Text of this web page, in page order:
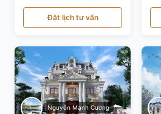
Hồ Chí Minh KT24602
Đặt lịch tư vấn
Nguyễn Mạnh Cường